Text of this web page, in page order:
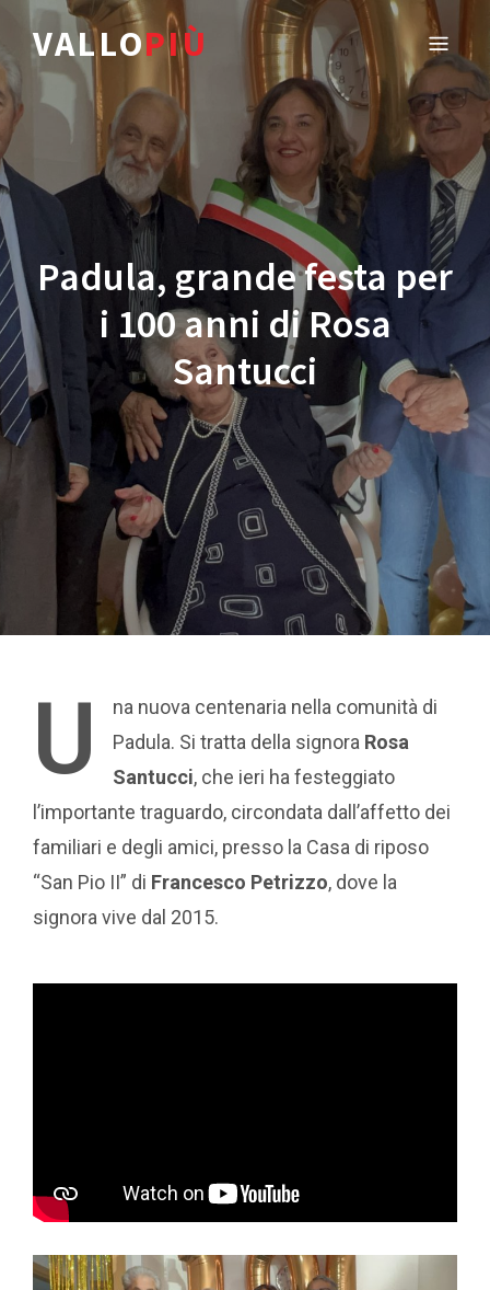
VALLOPIÙ
Padula, grande festa per
i 100 anni di Rosa
Santucci
U
na nuova centenaria nella comunità di
Padula. Si tratta della signora Rosa
Santucci, che ieri ha festeggiato
l’importante traguardo, circondata dall’affetto dei
familiari e degli amici, presso la Casa di riposo
“San Pio II” di Francesco Petrizzo, dove la
signora vive dal 2015.